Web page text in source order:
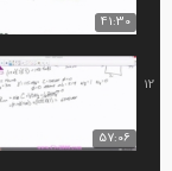
41:30
12
57:06